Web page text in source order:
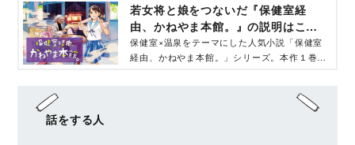
若女将と娘をつないだ『保健室経
由、かねやま本館。』の説明はこち
ら
保健室×温泉をテーマにした人気小説「保健室
経由、かねやま本館。」シリーズ。本作１巻は
2021年度は帝塚中学校、早稲田佐賀中学校な
話をする人